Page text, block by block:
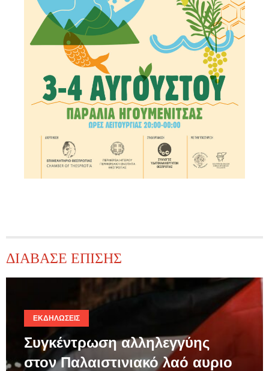
ΔΙΑΒΑΣΕ ΕΠΙΣΗΣ
ΕΚΔΗΛΏΣΕΙΣ
Συγκέντρωση αλληλεγγύης
στον Παλαιστινιακό λαό αυριο